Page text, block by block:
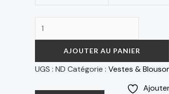
AJOUTER AU PANIER
UGS : ND Catégorie : Vestes &